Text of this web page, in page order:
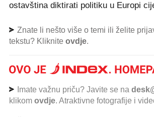
ostavština diktirati politiku u Europi
Znate li nešto više o temi ili želite
tekstu? Kliknite ovdje.
Imate važnu priču? Javite se na
klikom ovdje. Atraktivne fotografije i